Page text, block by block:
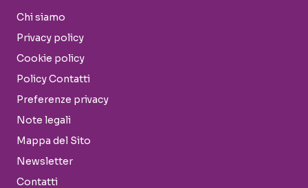
Chi siamo
Privacy policy
Cookie policy
Policy Contatti
Preferenze privacy
Note legali
Mappa del Sito
Newsletter
Contatti